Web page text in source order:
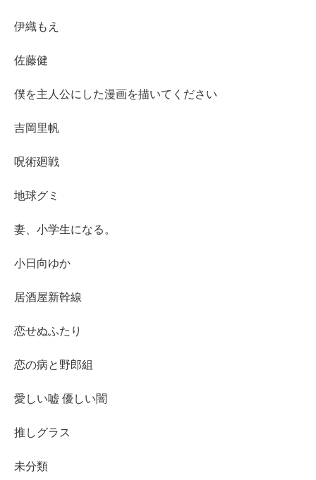
伊織もえ
佐藤健
僕を主人公にした漫画を描いてください
吉岡里帆
呪術廻戦
地球グミ
妻、小学生になる。
小日向ゆか
居酒屋新幹線
恋せぬふたり
恋の病と野郎組
愛しい嘘 優しい闇
推しグラス
未分類